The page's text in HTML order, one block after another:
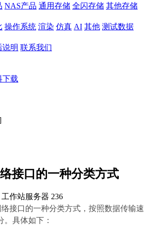
NAS产品 通用存储 全闪存储 其他存储
操作系统 渲染 仿真 AI 其他 测试数据
说明 联系我们
下载
接口的一种分类方式
工作站服务器 236
接口的一种分类方式，按照数据传输速
具体如下：